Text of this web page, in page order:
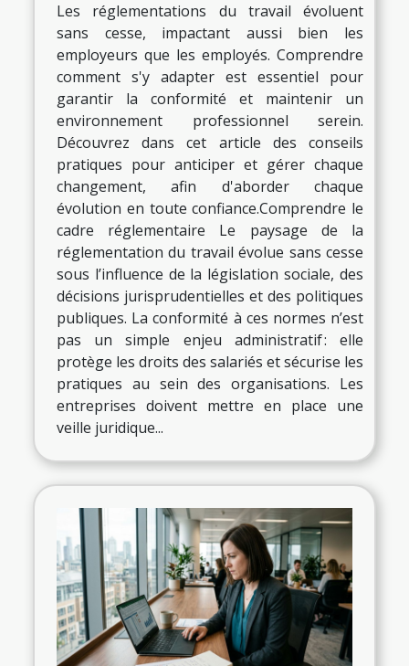
Les réglementations du travail évoluent
sans cesse, impactant aussi bien les
employeurs que les employés. Comprendre
comment s'y adapter est essentiel pour
garantir la conformité et maintenir un
environnement professionnel serein.
Découvrez dans cet article des conseils
pratiques pour anticiper et gérer chaque
changement, afin d'aborder chaque
évolution en toute confiance.Comprendre le
cadre réglementaire Le paysage de la
réglementation du travail évolue sans cesse
sous l’influence de la législation sociale, des
décisions jurisprudentielles et des politiques
publiques. La conformité à ces normes n’est
pas un simple enjeu administratif : elle
protège les droits des salariés et sécurise les
pratiques au sein des organisations. Les
entreprises doivent mettre en place une
veille juridique...